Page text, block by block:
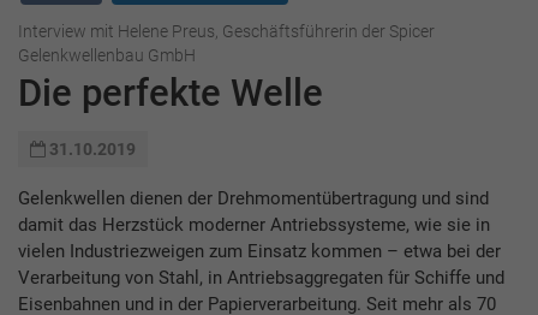
Interview mit Helene Preus, Geschäftsführerin der Spicer
Gelenkwellenbau GmbH
Die perfekte Welle
31.10.2019
Gelenkwellen dienen der Drehmomentübertragung und sind
damit das Herzstück moderner Antriebssysteme, wie sie in
vielen Industriezweigen zum Einsatz kommen – etwa bei der
Verarbeitung von Stahl, in Antriebsaggregaten für Schiffe und
Eisenbahnen und in der Papierverarbeitung. Seit mehr als 70